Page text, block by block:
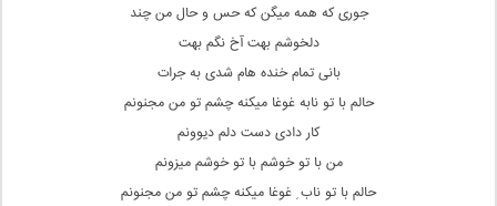
جوری که همه میگن که حس و حال من چند
دلخوشم بهت آخ نگم بهت
بانی تمام خنده هام شدی به جرات
حالم با تو نابه غوغا میکنه چشم تو من مجنونم
کار دادی دست دلم دیوونم
من با تو خوشم با تو خوشم میزونم
حالم با تو ناب ِ غوغا میکنه چشم تو من مجنونم